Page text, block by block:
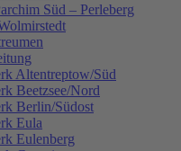
Süd – Perleberg
Altentreptow/Süd
Beetzsee/Nord
Berlin/Südost
Eula
Eulenberg